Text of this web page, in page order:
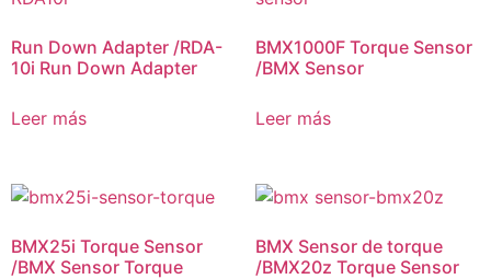
Run Down Adapter /RDA-
10i Run Down Adapter
Leer más
BMX1000F Torque Sensor
/BMX Sensor
Leer más
BMX25i Torque Sensor
/BMX Sensor Torque
BMX Sensor de torque
/BMX20z Torque Sensor